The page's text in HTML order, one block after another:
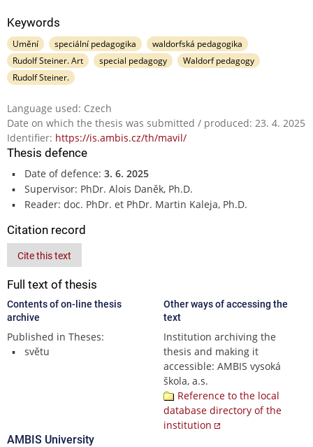
Keywords
Umění speciální pedagogika
waldorfská pedagogika
Rudolf Steiner. Art
special pedagogy
Waldorf pedagogy
Rudolf Steiner.
Language used: Czech
Date on which the thesis was submitted / produced: 23. 4. 2025
Identifier: https://is.ambis.cz/th/mavil/
Thesis defence
Date of defence: 3. 6. 2025
Supervisor: PhDr. Alois Daněk, Ph.D.
Reader: doc. PhDr. et PhDr. Martin Kaleja, Ph.D.
Citation record
Cite this text
Full text of thesis
Contents of on-line thesis
archive
Published in Theses:
světu
Other ways of accessing the
text
Institution archiving the
thesis and making it
accessible: AMBIS vysoká
škola, a.s.
Reference to the local
database directory of the
institution
AMBIS University